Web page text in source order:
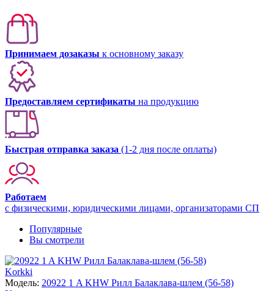
Принимаем дозаказы к основному заказу
Предоставляем сертификаты на продукцию
Быстрая отправка заказа (1-2 дня после оплаты)
Работаем
с физическими, юридическими лицами, организаторами СП
Популярные
Вы смотрели
Korkki
Модель: 20922 1 A KHW Рилл Балаклава-шлем (56-58)